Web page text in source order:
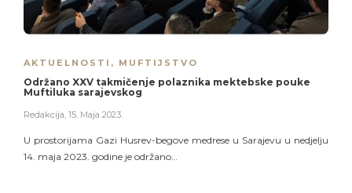
AKTUELNOSTI , MUFTIJSTVO
Održano XXV takmičenje polaznika mektebske pouke
Muftiluka sarajevskog
Redakcija, 15. Maja 2023.
U prostorijama Gazi Husrev-begove medrese u Sarajevu u nedjelju
14. maja 2023. godine je održano…